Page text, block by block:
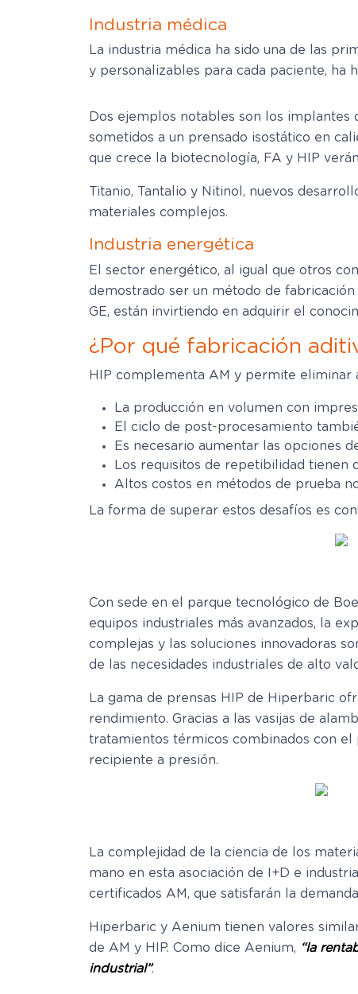
Industria médica
La industria médica ha sido una de las
y personalizables para cada paciente, ha
Dos ejemplos notables son los implantes
sometidos a un prensado isostático en
que crece la biotecnología, FA y HIP
Titanio, Tantalio y Nitinol, nuevos
materiales complejos.
Industria energética
El sector energético, al igual que otros
demostrado ser un método de
GE, están invirtiendo en adquirir el
¿Por qué fabricación
HIP complementa AM y permite eliminar
La producción en volumen con
El ciclo de post-procesamiento
Es necesario aumentar las opciones
Los requisitos de repetibilidad tienen
Altos costos en métodos de prueba
La forma de superar estos desafíos es
Con sede en el parque tecnológico de
equipos industriales más avanzados, la
complejas y las soluciones innovadoras
de las necesidades industriales de alto
La gama de prensas HIP de Hiperbaric
rendimiento. Gracias a las vasijas de
tratamientos térmicos combinados con el
recipiente a presión.
La complejidad de la ciencia de los
mano en esta asociación de I+D e
certificados AM, que satisfarán la
Hiperbaric y Aenium tienen valores
de AM y HIP. Como dice Aenium, “la
industrial”.